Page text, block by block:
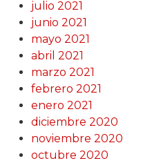
julio 2021
junio 2021
mayo 2021
abril 2021
marzo 2021
febrero 2021
enero 2021
diciembre 2020
noviembre 2020
octubre 2020